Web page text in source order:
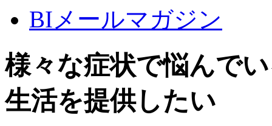
BIメールマガジン
様々な症状で悩んで
生活を提供したい